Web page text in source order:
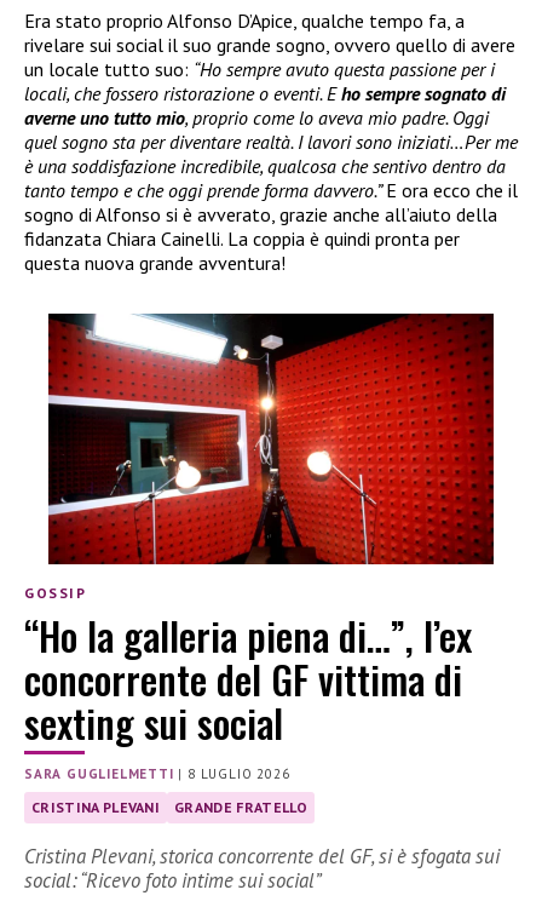
Era stato proprio Alfonso D’Apice, qualche tempo fa, a
rivelare sui social il suo grande sogno, ovvero quello di avere
un locale tutto suo: “Ho sempre avuto questa passione per i
locali, che fossero ristorazione o eventi. Eho sempre sognato di
averne uno tutto mio, proprio come lo aveva mio padre. Oggi
quel sogno sta per diventare realtà. I lavori sono iniziati…Per me
è una soddisfazione incredibile, qualcosa che sentivo dentro da
tanto tempo e che oggi prende forma davvero.”E ora ecco che il
sogno di Alfonso si è avverato, grazie anche all’aiuto della
fidanzata Chiara Cainelli. La coppia è quindi pronta per
questa nuova grande avventura!
GOSSIP
“Ho la galleria piena di…”, l’ex
concorrente del GF vittima di
sexting sui social
SARA GUGLIELMETTI | 8 LUGLIO 2026
CRISTINA PLEVANI GRANDE FRATELLO
Cristina Plevani, storica concorrente del GF, si è sfogata sui
social: “Ricevo foto intime sui social”